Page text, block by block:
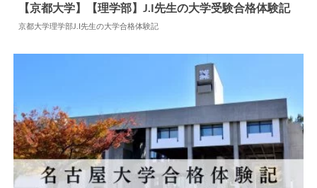
【京都大学】【理学部】J.I先生の大学受験合格体験記
京都大学理学部J.I先生の大学合格体験記